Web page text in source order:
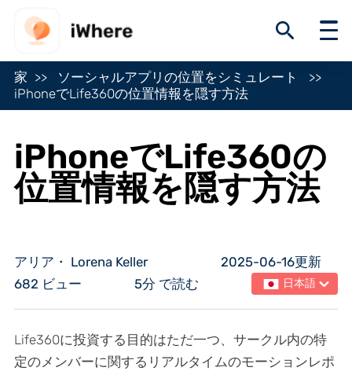
家
ソーシャルアプリの位置をシミュレート
iPhoneでLife360の位置情報を隠す方法
iPhoneでLife360の
位置情報を隠す方法
アリア・ Lorena Keller
2025-06-16更新
682 ビュー
5分 で読む 日本語
Life360に投資する目的はただ一つ、サークル内の特
定のメンバーに関するリアルタイムのモーションレポ